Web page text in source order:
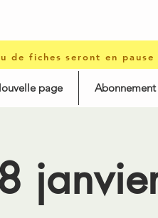
de fiches seront en
page Abonnement